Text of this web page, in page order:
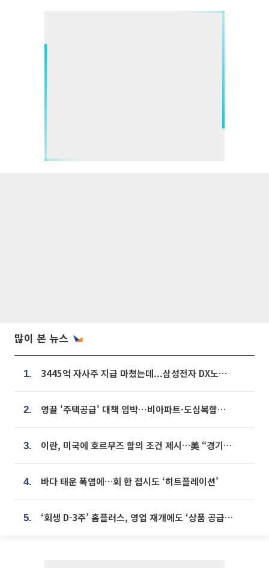
많이 본 뉴스
1. 3445억 자사주 지급 마쳤는데...삼성전자 DX노조, 뒤늦은 '떼쓰기 집회'
2. 영끌 '주택공급' 대책 임박⋯비아파트·도심복합까지 총동원
3. 이란, 미국에 호르무즈 합의 조건 제시…美 “경기 아직 안 끝나” [종합]
4. 바다 태운 폭염에…회 한 접시도 ‘히트플레이션’
5. ‘회생 D-3주’ 홈플러스, 영업 재개에도 ‘상품 공급망’ 복구가 생존 관건